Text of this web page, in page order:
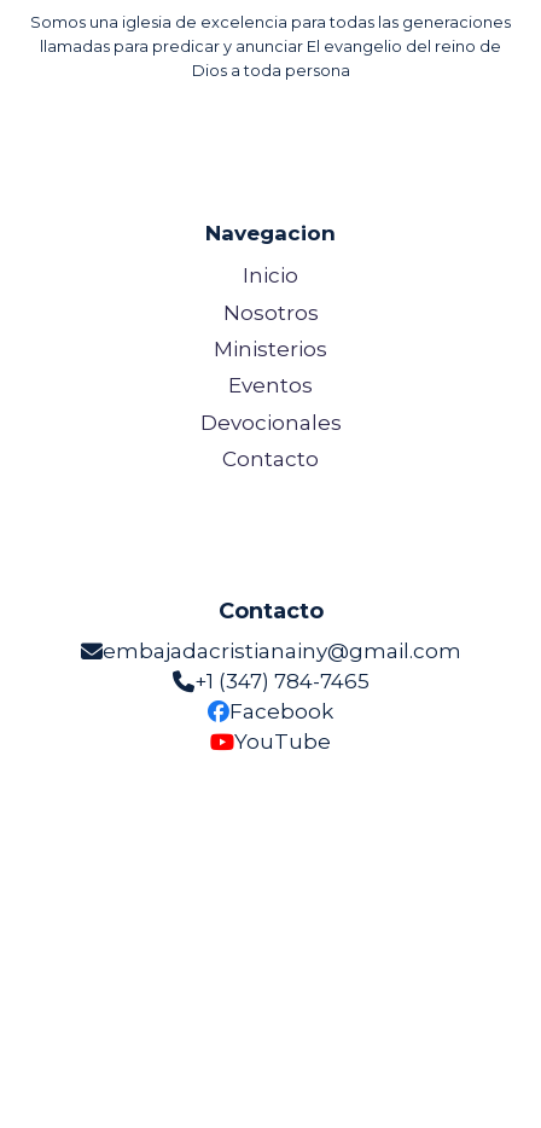
Somos una iglesia de excelencia para todas las generaciones
llamadas para predicar y anunciar El evangelio del reino de
Dios a toda persona
Navegacion
Inicio
Nosotros
Ministerios
Eventos
Devocionales
Contacto
Contacto
embajadacristianainy@gmail.com
+1 (347) 784-7465
Facebook
YouTube